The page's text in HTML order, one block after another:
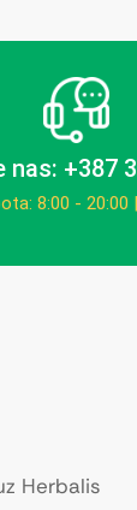
nas: +387
8:00 - 20:00
Herbalis